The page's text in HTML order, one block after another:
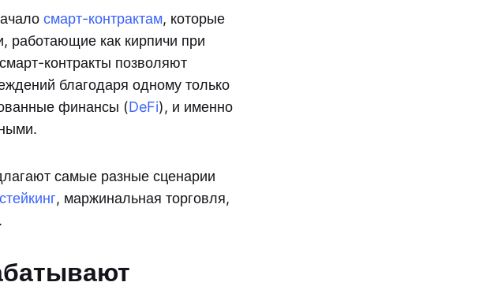
смарт-контрактам, которые
работающие как кирпичи при
контракты позволяют
благодаря одному только
финансы (DeFi), и именно
самые разные сценарии
стейкинг, маржинальная торговля,